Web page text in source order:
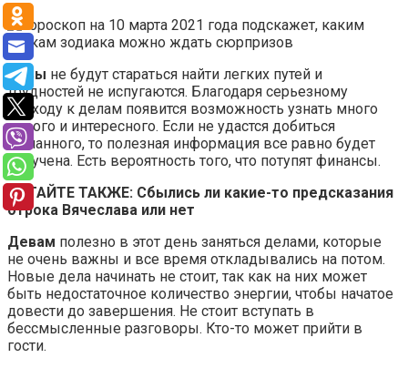
Львы не будут стараться найти легких путей и
трудностей не испугаются. Благодаря серьезному
подходу к делам появится возможность узнать много
нового и интересного. Если не удастся добиться
желанного, то полезная информация все равно будет
получена. Есть вероятность того, что потупят финансы.
ЧИТАЙТЕ ТАКЖЕ: Сбылись ли какие-то предсказания
отрока Вячеслава или нет
Девам полезно в этот день заняться делами, которые
не очень важны и все время откладывались на потом.
Новые дела начинать не стоит, так как на них может
быть недостаточное количество энергии, чтобы начатое
довести до завершения. Не стоит вступать в
бессмысленные разговоры. Кто-то может прийти в
гости.